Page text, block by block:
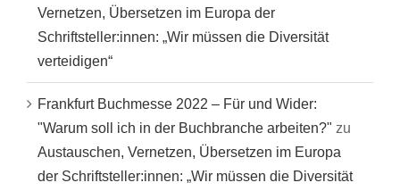
Vernetzen, Übersetzen im Europa der
Schriftsteller:innen: „Wir müssen die Diversität
verteidigen“
Frankfurt Buchmesse 2022 – Für und Wider:
"Warum soll ich in der Buchbranche arbeiten?" zu
Austauschen, Vernetzen, Übersetzen im Europa
der Schriftsteller:innen: „Wir müssen die Diversität